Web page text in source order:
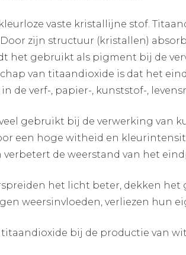
vaste kristallijne stof.
zijn structuur (kristallen)
het gebruikt als pigment bij de
van titaandioxide is dat het
de verf-, papier-, kunststof-,
gebruikt bij de verwerking van
een hoge witheid en
verbetert de weerstand van het
het licht beter, dekken het
weersinvloeden, verliezen hun
bij de productie van